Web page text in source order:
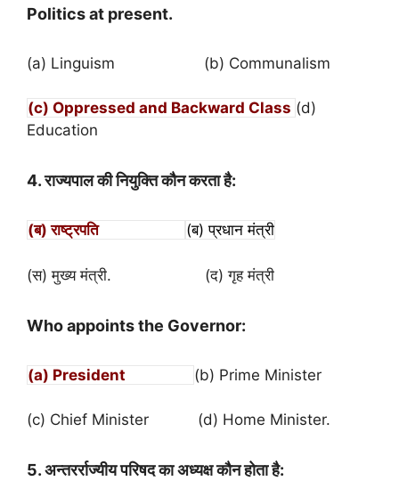
Politics at present.
(a) Linguism (b) Communalism
(c) Oppressed and Backward Class (d)
Education
4. राज्यपाल की नियुक्ति कौन करता है:
(ब) राष्ट्रपति (ब) प्रधान मंत्री
(स) मुख्य मंत्री. (द) गृह मंत्री
Who appoints the Governor:
(a) President (b) Prime Minister
(c) Chief Minister (d) Home Minister.
5. अन्तरर्राज्यीय परिषद का अध्यक्ष कौन होता है: